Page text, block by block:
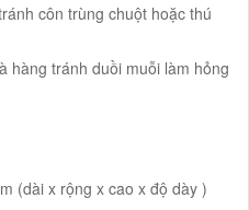
côn trùng chuột hoặc thú
hàng tránh duồi muỗi làm hỏng
(dài x rộng x cao x độ dày )